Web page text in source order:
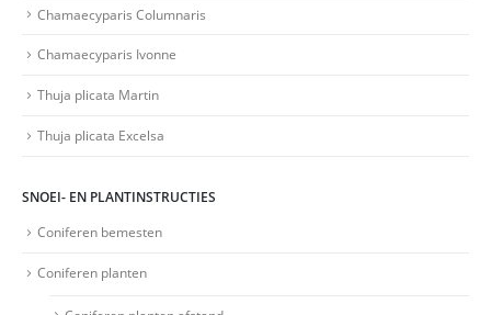
Chamaecyparis Columnaris
Chamaecyparis Ivonne
Thuja plicata Martin
Thuja plicata Excelsa
SNOEI- EN PLANTINSTRUCTIES
Coniferen bemesten
Coniferen planten